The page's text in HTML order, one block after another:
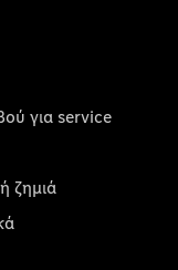
για service
ζημιά